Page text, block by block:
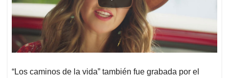
“Los caminos de la vida” también fue grabada por el